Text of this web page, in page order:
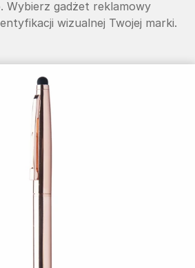
Wybierz gadżet reklamowy
wizualnej Twojej marki.